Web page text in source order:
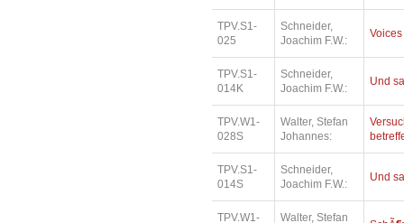
TPV.S1-
025
Schneider,
Joachim F.W.:
TPV.S1-
014K
Schneider,
Joachim F.W.:
Und
TPV.W1-
028S
Walter, Stefan
Johannes:
TPV.S1-
014S
Schneider,
Joachim F.W.:
Und
TPV.W1-
Walter, Stefan